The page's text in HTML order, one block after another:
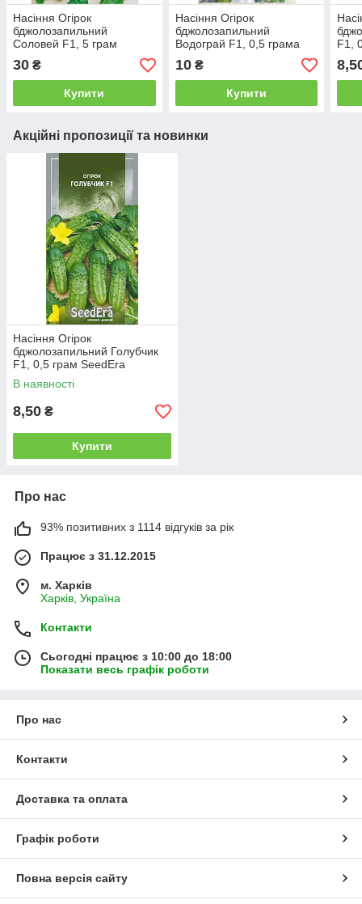
Насіння Огірок
бджолозапильний
Соловей F1, 5 грам
Садиба центр Традиція
30 ₴
Купити
Насіння Огірок
бджолозапильний
Водограй F1, 0,5 грама
Садиба центр Традиція
10₴
Купити
F1,
Акційні пропозиції та новинки
Насіння Огірок
бджолозапильний Голубчик
F1, 0,5 грам SeedEra
В наявності
8,50 ₴
Купити
Про нас
93% позитивних з 1114 відгуків за рік
Працює з 31.12.2015
м. Харків
Харків, Україна
Контакти
Сьогодні працює з 10:00 до 18:00
Показати весь графік роботи
Про нас
Контакти
Доставка та оплата
Графік роботи
Повна версія сайту